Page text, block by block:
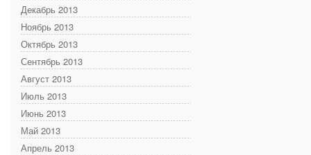
Декабрь 2013
Ноябрь 2013
Октябрь 2013
Сентябрь 2013
Август 2013
Июль 2013
Июнь 2013
Май 2013
Апрель 2013